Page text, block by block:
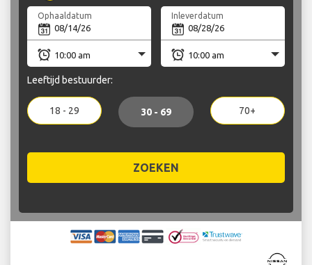
Ophaaldatum Inleverdatum
Leeftijd bestuurder:
18 - 29 30 - 69 70+
ZOEKEN